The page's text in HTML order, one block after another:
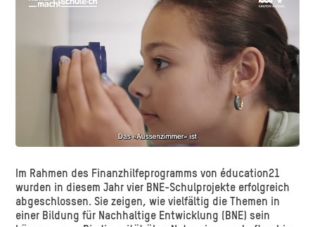
Im Rahmen des Finanzhilfeprogramms von éducation21
wurden in diesem Jahr vier BNE-Schulprojekte erfolgreich
abgeschlossen. Sie zeigen, wie vielfältig die Themen in
einer Bildung für Nachhaltige Entwicklung (BNE) sein